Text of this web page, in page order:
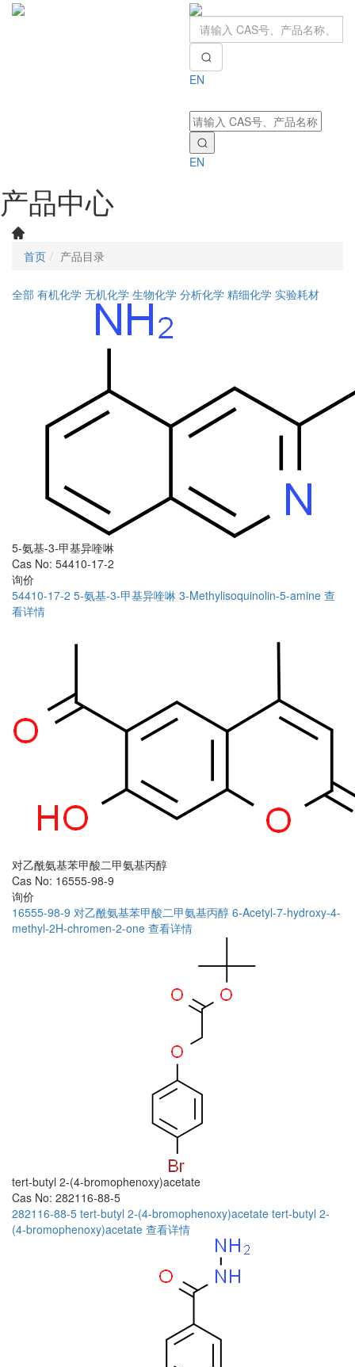
EN
EN
产品中心
首页 产品目录
全部 有机化学 无机化学 生物化学 分析化学 精细化学 实验耗材
5-氨基-3-甲基异喹啉
Cas No: 54410-17-2
询价
54410-17-2 5-氨基-3-甲基异喹啉 3-Methylisoquinolin-5-amine 查
看详情
对乙酰氨基苯甲酸二甲氨基丙醇
Cas No: 16555-98-9
询价
16555-98-9 对乙酰氨基苯甲酸二甲氨基丙醇 6-Acetyl-7-hydroxy-4-
methyl-2H-chromen-2-one 查看详情
tert-butyl 2-(4-bromophenoxy)acetate
Cas No: 282116-88-5
282116-88-5 tert-butyl 2-(4-bromophenoxy)acetate tert-butyl 2-
(4-bromophenoxy)acetate 查看详情